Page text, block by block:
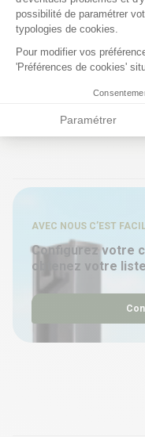
AVEC NOUS C’EST
Configurez votre
obtenez votre
possibilité de paramétrer
typologies de cookies.
Pour modifier vos
'Préférences de cookies'
Paramétrer